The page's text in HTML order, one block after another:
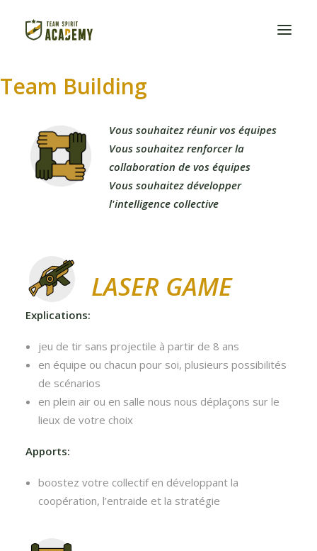
Team Building
Vous souhaitez réunir vos équipes
Vous souhaitez renforcer la
collaboration de vos équipes
Vous souhaitez développer
l'intelligence collective
LASER GAME
Explications:
jeu de tir sans projectile à partir de 8 ans
en équipe ou chacun pour soi, plusieurs possibilités
de scénarios
en plein air ou en salle nous nous déplaçons sur le
lieux de votre choix
Apports:
boostez votre collectif en développant la
coopération, l’entraide et la stratégie